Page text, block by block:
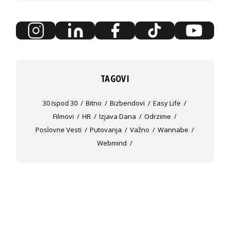
TAGOVI
30 Ispod 30 Bitno Bizbendovi
Easy Life
Filmovi
HR Izjava Dana
Odrzime
Poslovne Vesti
Putovanja Važno
Wannabe
Webmind